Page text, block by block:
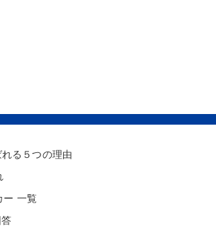
る５つの理由
ー 一覧